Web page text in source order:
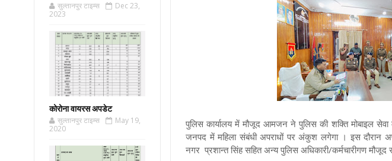
सुल्तानपुर टाइम्स
Dec 23,
2023
कोरोना वायरस अपडेट
सुल्तानपुर टाइम्स
May 19,
2020
पुलिस कार्यालय में मौजूद आमजन ने पुलिस की शक्ति मोबाइल
जनपद में महिला संबंधी अपराधों पर अंकुश लगेगा । इस दौरान
नगर प्रशान्त सिंह सहित अन्य पुलिस अधिकारी/कर्मचारीगण मौजूद